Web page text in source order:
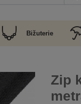
Bižuterie
Zip